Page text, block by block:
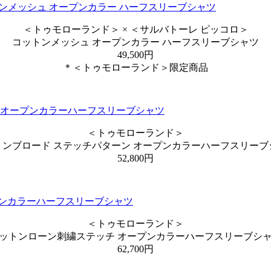
＜トゥモローランド＞ × ＜サルバトーレ ピッコロ＞
コットンメッシュ オープンカラー ハーフスリーブシャツ
49,500円
＊＜トゥモローランド＞限定商品
＜トゥモローランド＞
ンブロード ステッチパターン オープンカラーハーフスリーブ
52,800円
＜トゥモローランド＞
トンローン刺繍ステッチ オープンカラーハーフスリーブシ
62,700円